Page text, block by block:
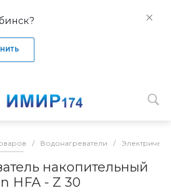
/ Водонагреватели /
накопительный
HFA - Z 30